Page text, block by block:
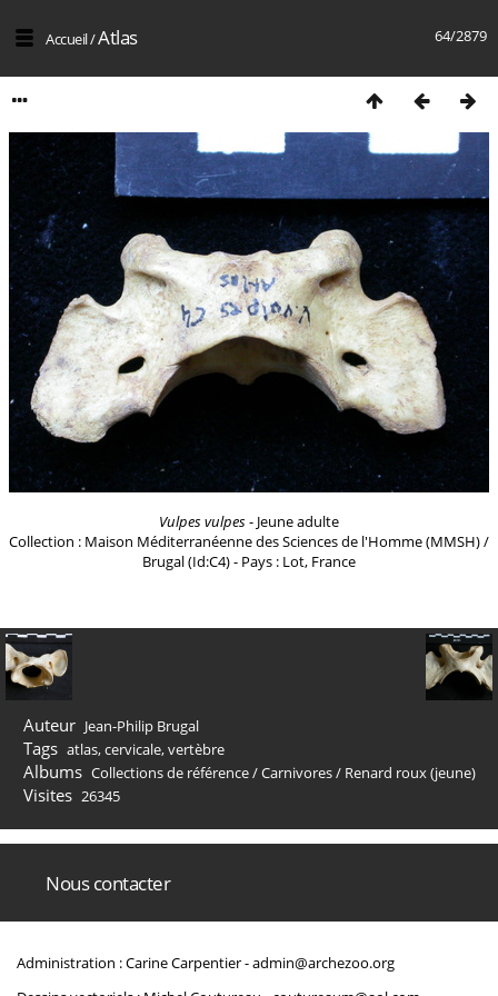
64/2879
Accueil/Atlas
Vulpes vulpes- Jeune adulte
Collection : Maison Méditerranéenne des Sciences de l'Homme (MMSH) /
Brugal (Id:C4) - Pays : Lot, France
Auteur Jean-Philip Brugal
Tags atlas,cervicale,vertèbre
Albums Collections de référence/Carnivores/ Renard roux (jeune)
Visites 26345
Nous contacter
Administration : Carine Carpentier -admin@archezoo.org